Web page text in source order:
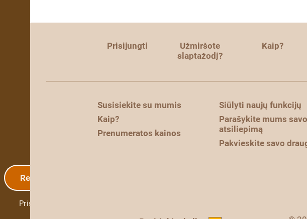
Registracija
Prisijungti
Prisijungti
Užmiršote
slaptažodį?
Kaip?
Susisiekite su mumis
Kaip?
Prenumeratos kainos
Siūlyti naujų funkcijų
Parašykite mums savo
atsiliepimą
Pakvieskite savo